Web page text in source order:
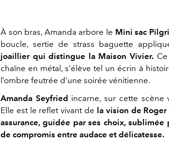
À son bras, Amanda arbore le Mini sac
boucle, sertie de strass baguette
joaillier qui distingue la Maison Vivier.
chaîne en métal, s'élève tel un écrin à
l’ombre feutrée d’une soirée vénitienne.
Amanda Seyfried incarne, sur cette scène
Elle est le reflet vivant de la vision de
assurance, guidée par ses choix,
de compromis entre audace et délicatesse.